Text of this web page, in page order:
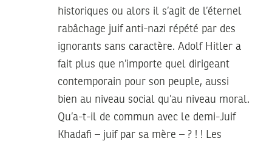
historiques ou alors il s’agit de l’éternel
rabâchage juif anti-nazi répété par des
ignorants sans caractère. Adolf Hitler a
fait plus que n’importe quel dirigeant
contemporain pour son peuple, aussi
bien au niveau social qu’au niveau moral.
Qu’a-t-il de commun avec le demi-Juif
Khadafi – juif par sa mère – ? ! ! Les